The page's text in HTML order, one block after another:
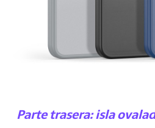
Parte trasera: isla